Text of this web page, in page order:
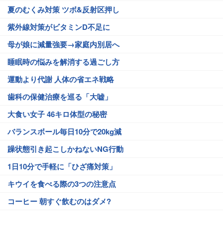
夏のむくみ対策 ツボ&反射区押し
紫外線対策がビタミンD不足に
母が娘に減量強要→家庭内別居へ
睡眠時の悩みを解消する過ごし方
運動より代謝 人体の省エネ戦略
歯科の保健治療を巡る「大嘘」
大食い女子 46キロ体型の秘密
バランスボール毎日10分で20kg減
躁状態引き起こしかねないNG行動
1日10分で手軽に「ひざ痛対策」
キウイを食べる際の3つの注意点
コーヒー 朝すぐ飲むのはダメ?